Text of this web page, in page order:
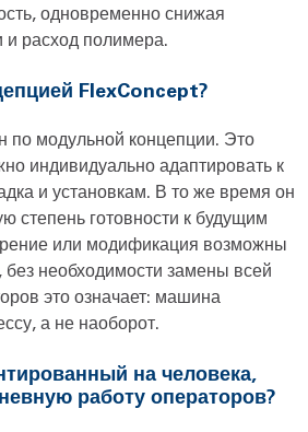
одновременно снижая
и расход полимера.
FlexConcept?
по модульной концепции. Это
индивидуально адаптировать к
и установкам. В то же время он
степень готовности к будущим
или модификация возможны
необходимости замены всей
это означает: машина
а не наоборот.
на человека,
работу операторов?